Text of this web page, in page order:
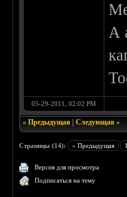
А
05-29-2011, 02:02 PM
«Предыдущая |Следующая »
Страницы (14): « Предыдущая 1
Версия для просмотра
Подписаться на тему